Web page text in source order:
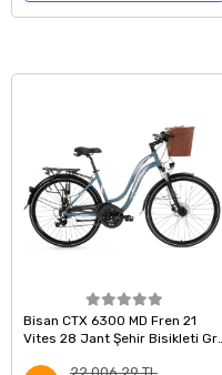
Bisan CTX 6300 MD Fren 21
Vites 28 Jant Şehir Bisikleti Gri
22.006,29 TL